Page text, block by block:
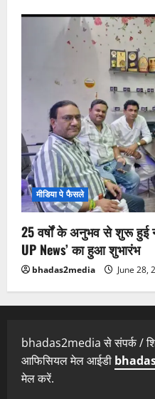
मीडिया पे फैसले
25 वर्षों के अनुभव से शुरू हुई
UP News’ का हुआ शुभारंभ
bhadas2media June 28,
bhadas2media से संपर्क /
आफिसियल मेल आईडी
मेल करें.